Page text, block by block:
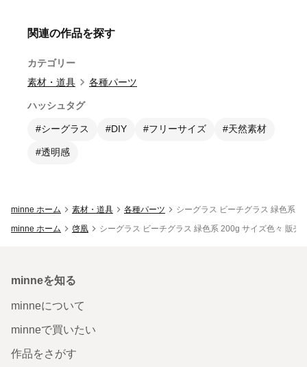
関連の作品を探す
カテゴリー
素材・道具
各種パーツ
ハッシュタグ
#シーグラス #DIY #フリーサイズ #天然素材
#透明感
minne ホーム 素材・道具 各種パーツ
シーグラス ビーチグラス 緑色系
minne ホーム
啓凰 シーグラス ビーチグラス 緑色系 200g サイズ色々 販
minneを知る
minneについて
minneで買いたい
作品をさがす